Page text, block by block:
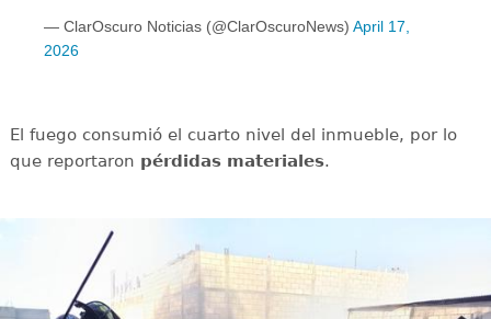
— ClarOscuro Noticias (@ClarOscuroNews) April 17,
2026
El fuego consumió el cuarto nivel del inmueble, por lo
que reportaron pérdidas materiales.